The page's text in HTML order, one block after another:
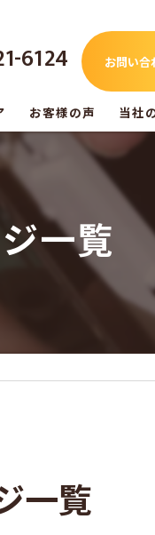
6124 お問い合
お客様の声 当社
尾道
倉
アン
一覧
一覧